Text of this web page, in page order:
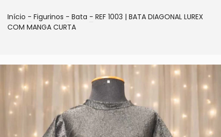
Início - Figurinos - Bata - REF 1003 | BATA DIAGONAL LUREX
COM MANGA CURTA